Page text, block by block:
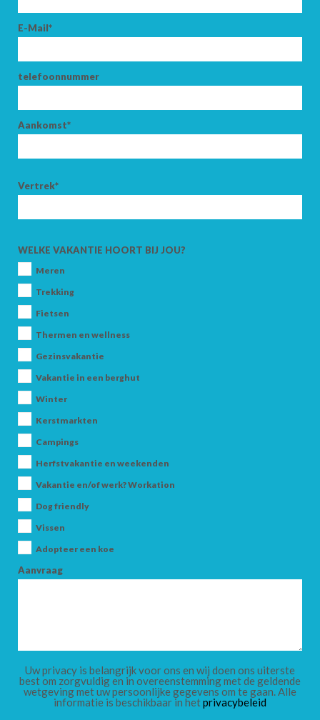
KINDEREN
E-Mail*
telefoonnummer
Aankomst*
Vertrek*
WELKE VAKANTIE HOORT BIJ JOU?
Meren
Trekking
Fietsen
Thermen en wellness
Gezinsvakantie
Vakantie in een berghut
Winter
Kerstmarkten
Campings
Herfstvakantie en weekenden
Vakantie en/of werk? Workation
Dog friendly
Vissen
Adopteer een koe
Aanvraag
Uw privacy is belangrijk voor ons en wij doen ons uiterste
best om zorgvuldig en in overeenstemming met de geldende
wetgeving met uw persoonlijke gegevens om te gaan. Alle
informatie is beschikbaar in hetprivacybeleid